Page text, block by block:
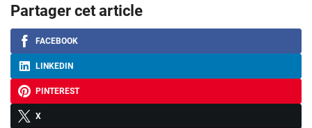
Partager cet article
FACEBOOK
LINKEDIN
PINTEREST
X